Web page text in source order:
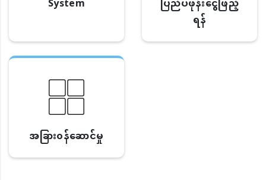
System
ပြည်ပဖုန်းငွေဖြည့်
ရန်
အခြား၀န်ဆောင်မှု